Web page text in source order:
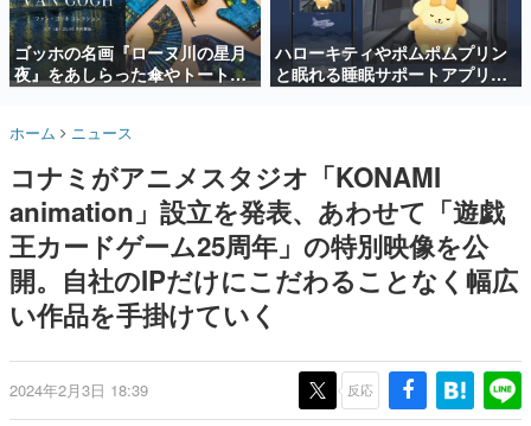
新世代に訊く
これからのデジタルゲーム市場を担う若きクリエイター達
の姿を追い、彼らのルーツと情熱を探っていきます。
ゲームに多大な影響を受けた作家さんに取材し、ゲームが
日本のコンテンツ産業やカルチャーに与えた影響を探る企
画です。
日本モバイルゲーム産業史
日本のモバイルゲーム史における主要なトピック・タイト
ルを網羅するほか、開発者へのインタビューや識者による
解説を掲載。約20年の歴史が一望できる決定版！
若ゲのいたり〜ゲームクリエイターの青春〜
一先生によるゲーム業界レポートマンガです。
なんでゲームは面白い？
ゴッホの名画『ローヌ川の星月
夜』をあしらった傘やトートバ
ッグなどが登場。8月7日21時よ
ハローキティやポムポムプリン
と眠れる睡眠サポートアプリ
『ゆめたび』が配信中。キャラ
ホーム ニュース
コナミがアニメスタジオ「KONAMI
animation」設立を発表、あわせて「遊戯
王カードゲーム25周年」の特別映像を公
開。自社のIPだけにこだわることなく幅広
い作品を手掛けていく
2024年2月3日 18:39 反応